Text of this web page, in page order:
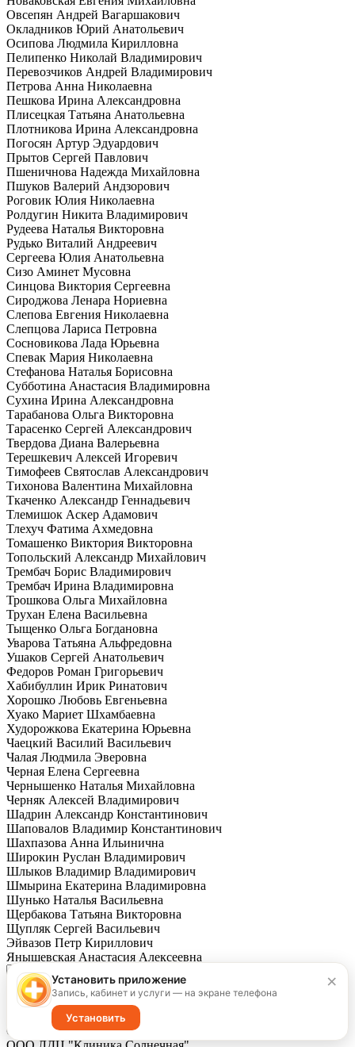
Овсепян Андрей Вагаршакович
Окладников Юрий Анатольевич
Осипова Людмила Кирилловна
Пелипенко Николай Владимирович
Перевозчиков Андрей Владимирович
Петрова Анна Николаевна
Пешкова Ирина Александровна
Плисецкая Татьяна Анатольевна
Плотникова Ирина Александровна
Погосян Артур Эдуардович
Прытов Сергей Павлович
Пшеничнова Надежда Михайловна
Пшуков Валерий Андзорович
Роговик Юлия Николаевна
Ролдугин Никита Владимирович
Рудеева Наталья Викторовна
Рудько Виталий Андреевич
Сергеева Юлия Анатольевна
Сизо Аминет Мусовна
Синцова Виктория Сергеевна
Сироджова Ленара Нориевна
Слепова Евгения Николаевна
Слепцова Лариса Петровна
Сосновикова Лада Юрьевна
Спевак Мария Николаевна
Стефанова Наталья Борисовна
Субботина Анастасия Владимировна
Сухина Ирина Александровна
Тарабанова Ольга Викторовна
Тарасенко Сергей Александрович
Твердова Диана Валерьевна
Терешкевич Алексей Игоревич
Тимофеев Святослав Александрович
Тихонова Валентина Михайловна
Ткаченко Александр Геннадьевич
Тлемишок Аскер Адамович
Тлехуч Фатима Ахмедовна
Томашенко Виктория Викторовна
Топольский Александр Михайлович
Трембач Борис Владимирович
Трембач Ирина Владимировна
Трошкова Ольга Михайловна
Трухан Елена Васильевна
Тыщенко Ольга Богдановна
Уварова Татьяна Альфредовна
Ушаков Сергей Анатольевич
Федоров Роман Григорьевич
Хабибуллин Ирик Ринатович
Хорошко Любовь Евгеньевна
Хуако Мариет Шхамбаевна
Худорожкова Екатерина Юрьевна
Чаецкий Василий Васильевич
Чалая Людмила Эверовна
Черная Елена Сергеевна
Чернышенко Наталья Михайловна
Черняк Алексей Владимирович
Шадрин Александр Константинович
Шаповалов Владимир Константинович
Шахпазова Анна Ильинична
Широкин Руслан Владимирович
Шлыков Владимир Владимирович
Шмырина Екатерина Владимировна
Шунько Наталья Васильевна
Щербакова Татьяна Викторовна
Щупляк Сергей Васильевич
Эйвазов Петр Кириллович
Янышевская Анастасия Алексеевна
Филиал
Детский хирургический стационар
ООО "Клиника Преображенская"
Установить приложение
Запись, кабинет и услуги — на экране телефона
Установить
×